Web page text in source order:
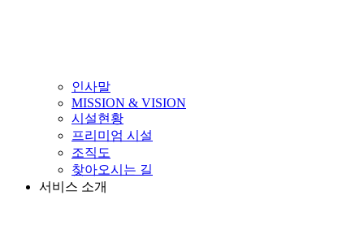
인사말
MISSION & VISION
시설현황
프리미엄 시설
조직도
찾아오시는 길
서비스 소개